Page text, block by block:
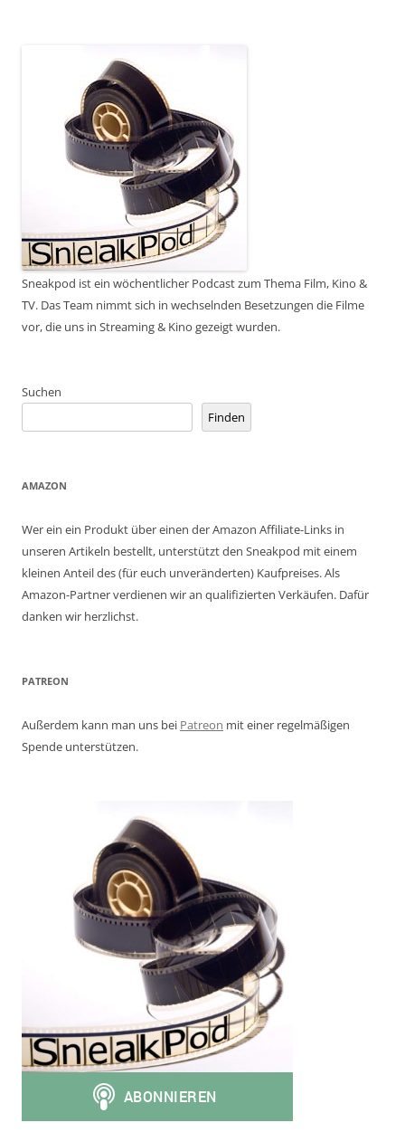
Sneakpod ist ein wöchentlicher Podcast zum Thema Film, Kino &
TV. Das Team nimmt sich in wechselnden Besetzungen die Filme
vor, die uns in Streaming & Kino gezeigt wurden.
Suchen
Finden
AMAZON
Wer ein ein Produkt über einen der Amazon Affiliate-Links in
unseren Artikeln bestellt, unterstützt den Sneakpod mit einem
kleinen Anteil des (für euch unveränderten) Kaufpreises. Als
Amazon-Partner verdienen wir an qualifizierten Verkäufen. Dafür
danken wir herzlichst.
PATREON
Außerdem kann man uns bei Patreon mit einer regelmäßigen
Spende unterstützen.